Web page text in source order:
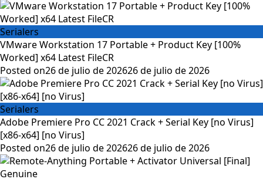
Serialers
VMware Workstation 17 Portable + Product Key [100%
Worked] x64 Latest FileCR
Posted on26 de julio de 202626 de julio de 2026
Serialers
Adobe Premiere Pro CC 2021 Crack + Serial Key [no Virus]
[x86-x64] [no Virus]
Posted on26 de julio de 202626 de julio de 2026